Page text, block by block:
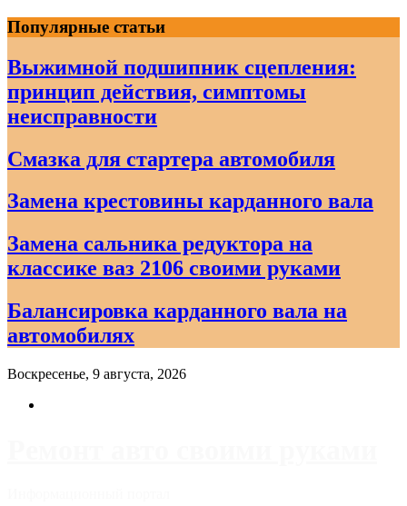
Skip
to
content
Популярные статьи
Выжимной подшипник сцепления:
принцип действия, симптомы
неисправности
Смазка для стартера автомобиля
Замена крестовины карданного вала
Замена сальника редуктора на
классике ваз 2106 своими руками
Балансировка карданного вала на
автомобилях
Воскресенье, 9 августа, 2026